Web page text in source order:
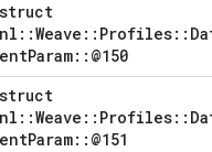
struct
entParam::@150
struct
entParam::@151